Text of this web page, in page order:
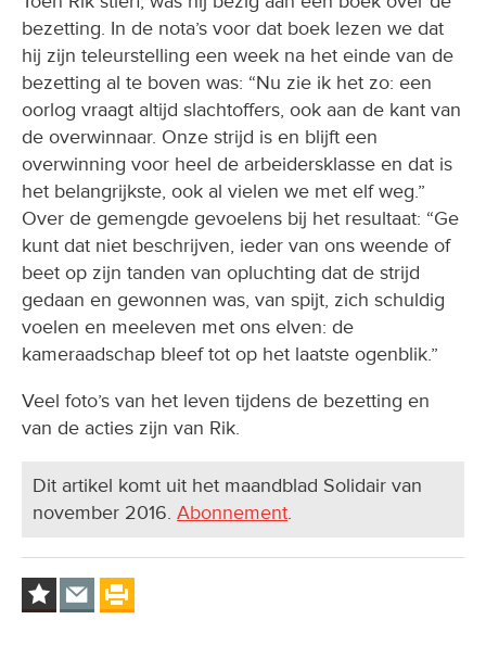
hij zijn teleurstelling een week na het einde van de
bezetting al te boven was: “Nu zie ik het zo: een
oorlog vraagt altijd slachtoffers, ook aan de kant van
de overwinnaar. Onze strijd is en blijft een
overwinning voor heel de arbeidersklasse en dat is
het belangrijkste, ook al vielen we met elf weg.”
Over de gemengde gevoelens bij het resultaat: “Ge
kunt dat niet beschrijven, ieder van ons weende of
beet op zijn tanden van opluchting dat de strijd
gedaan en gewonnen was, van spijt, zich schuldig
voelen en meeleven met ons elven: de
kameraadschap bleef tot op het laatste ogenblik.”
Veel foto’s van het leven tijdens de bezetting en
Dit artikel komt uit het maandblad Solidair van